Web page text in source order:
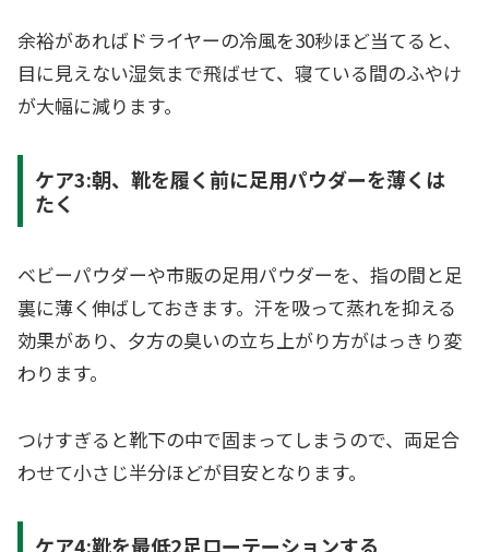
余裕があればドライヤーの冷風を30秒ほど当てると、
目に見えない湿気まで飛ばせて、寝ている間のふやけ
が大幅に減ります。
ケア3:朝、靴を履く前に足用パウダーを薄くは
たく
ベビーパウダーや市販の足用パウダーを、指の間と足
裏に薄く伸ばしておきます。汗を吸って蒸れを抑える
効果があり、夕方の臭いの立ち上がり方がはっきり変
わります。
つけすぎると靴下の中で固まってしまうので、両足合
わせて小さじ半分ほどが目安となります。
ケア4:靴を最低2足ローテーションする